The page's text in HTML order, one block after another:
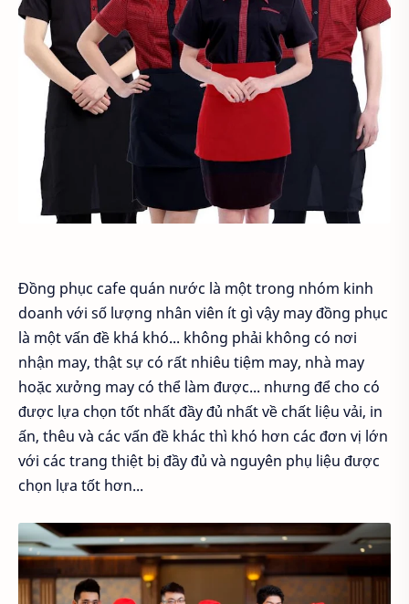
Đồng phục cafe quán nước là một trong nhóm kinh
doanh với số lượng nhân viên ít gì vậy may đồng phục
là một vấn đề khá khó... không phải không có nơi
nhận may, thật sự có rất nhiêu tiệm may, nhà may
hoặc xưởng may có thể làm được... nhưng để cho có
được lựa chọn tốt nhất đầy đủ nhất về chất liệu vải, in
ấn, thêu và các vấn đề khác thì khó hơn các đơn vị lớn
với các trang thiệt bị đầy đủ và nguyên phụ liệu được
chọn lựa tốt hơn...